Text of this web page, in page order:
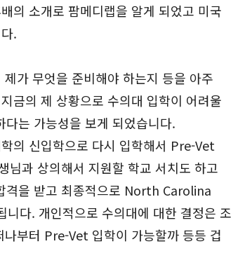
의 소개로 팜메디랩을 알게 되었고 미국
.
가 무엇을 준비해야 하는지 등을 아주
금의 제 상황으로 수의대 입학이 어려울
는 가능성을 보게 되었습니다.
의 신입학으로 다시 입학해서 Pre-Vet
님과 상의해서 지원할 학교 서치도 하고
격을 받고 최종적으로 North Carolina
다. 개인적으로 수의대에 대한 결정은 조
부터 Pre-Vet 입학이 가능할까 등등 겁